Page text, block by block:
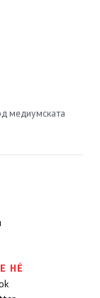
медиумската
НÉ